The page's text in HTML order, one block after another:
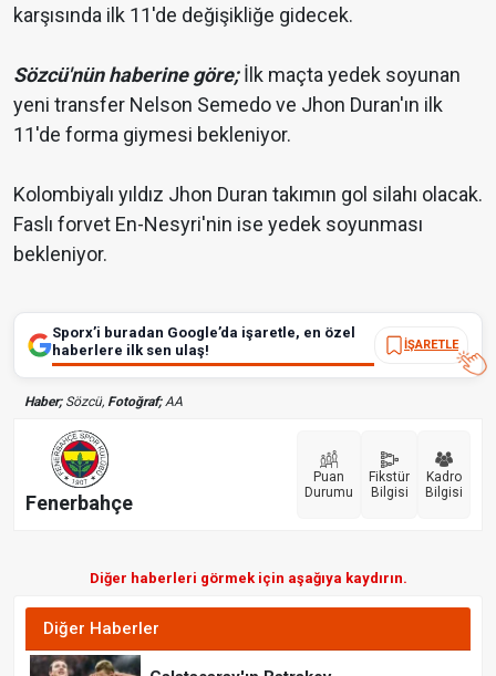
karşısında ilk 11'de değişikliğe gidecek.
Sözcü'nün haberine göre;İlk maçta yedek soyunan
yeni transfer Nelson Semedo ve Jhon Duran'ın ilk
11'de forma giymesi bekleniyor.
Kolombiyalı yıldız Jhon Duran takımın gol silahı olacak.
Faslı forvet En-Nesyri'nin ise yedek soyunması
bekleniyor.
Sporx’i buradan Google’da işaretle, en özel
haberlere ilk sen ulaş!
İŞARETLE
Haber;Sözcü, Fotoğraf;AA
Fenerbahçe
Puan
Durumu
Fikstür
Bilgisi
Kadro
Bilgisi
Diğer haberleri görmek için aşağıya kaydırın.
Diğer Haberler